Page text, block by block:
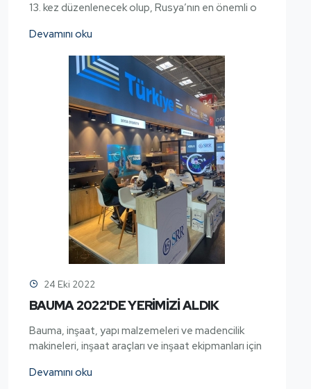
13. kez düzenlenecek olup, Rusya’nın en önemli o
Devamını oku
24 Eki 2022
BAUMA 2022'DE YERİMİZİ ALDIK
Bauma, inşaat, yapı malzemeleri ve madencilik
makineleri, inşaat araçları ve inşaat ekipmanları için
Devamını oku